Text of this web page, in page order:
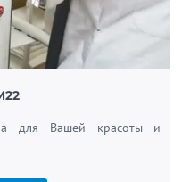
для Вашей красоты и